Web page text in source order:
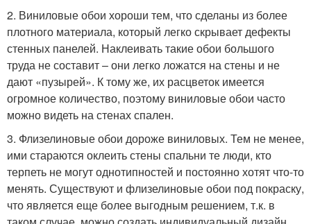
2. Виниловые обои хороши тем, что сделаны из более
плотного материала, который легко скрывает дефекты
стенных панелей. Наклеивать такие обои большого
труда не составит – они легко ложатся на стены и не
дают «пузырей». К тому же, их расцветок имеется
огромное количество, поэтому виниловые обои часто
можно видеть на стенах спален.
3. Флизелиновые обои дороже виниловых. Тем не менее,
ими стараются оклеить стены спальни те люди, кто
терпеть не могут однотипностей и постоянно хотят что-то
менять. Существуют и флизелиновые обои под покраску,
что является еще более выгодным решением, т.к. в